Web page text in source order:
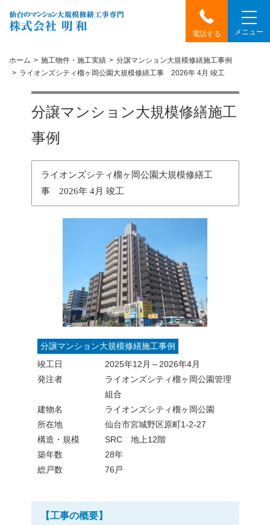
電話する メニュー
ホーム 施工物件・施工実績
分譲マンション大規模修繕施工事例
ライオンズシティ榴ヶ岡公園大規模修繕工事 2026年 4月 竣工
分譲マンション大規模修繕施工
事例
ライオンズシティ榴ヶ岡公園大規模修繕工
事 2026年 4月 竣工
分譲マンション大規模修繕施工事例
竣工日
2025年12月～2026年4月
発注者
ライオンズシティ榴ヶ岡公園管理
組合
建物名
ライオンズシティ榴ヶ岡公園
所在地
仙台市宮城野区原町1-2-27
構造・規模
SRC 地上12階
築年数
28年
総戸数
76戸
【工事の概要】